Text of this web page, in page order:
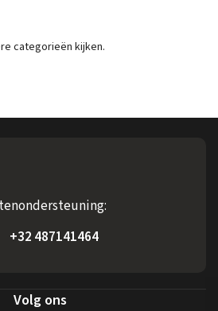
categorieën kijken.
+32 487141464
Volg ons